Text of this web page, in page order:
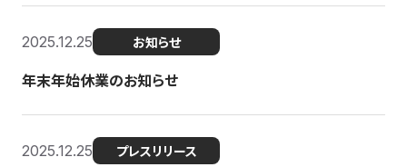
2025.12.25 お知らせ
年末年始休業のお知らせ
2025.12.25 プレスリリース